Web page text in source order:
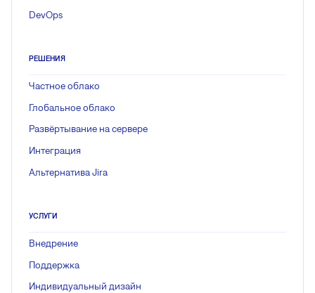
DevOps
РЕШЕНИЯ
Частное облако
Глобальное облако
Развёртывание на сервере
Интеграция
Альтернатива Jira
УСЛУГИ
Внедрение
Поддержка
Индивидуальный дизайн